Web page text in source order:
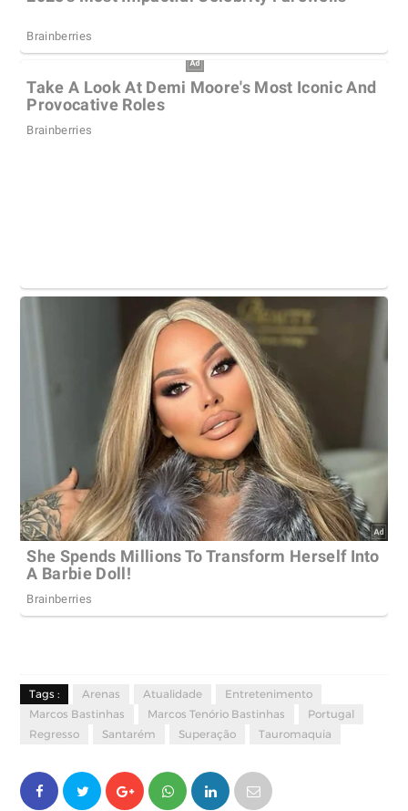
Tags : Arenas Atualidade
Entretenimento
Marcos Bastinhas
Marcos Tenório Bastinhas
Portugal
Regresso
Santarém Superação Tauromaquia